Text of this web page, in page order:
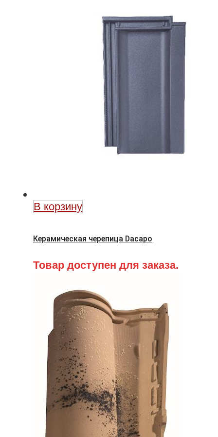
В корзину
Керамическая черепица Dacapo
Товар доступен для заказа.